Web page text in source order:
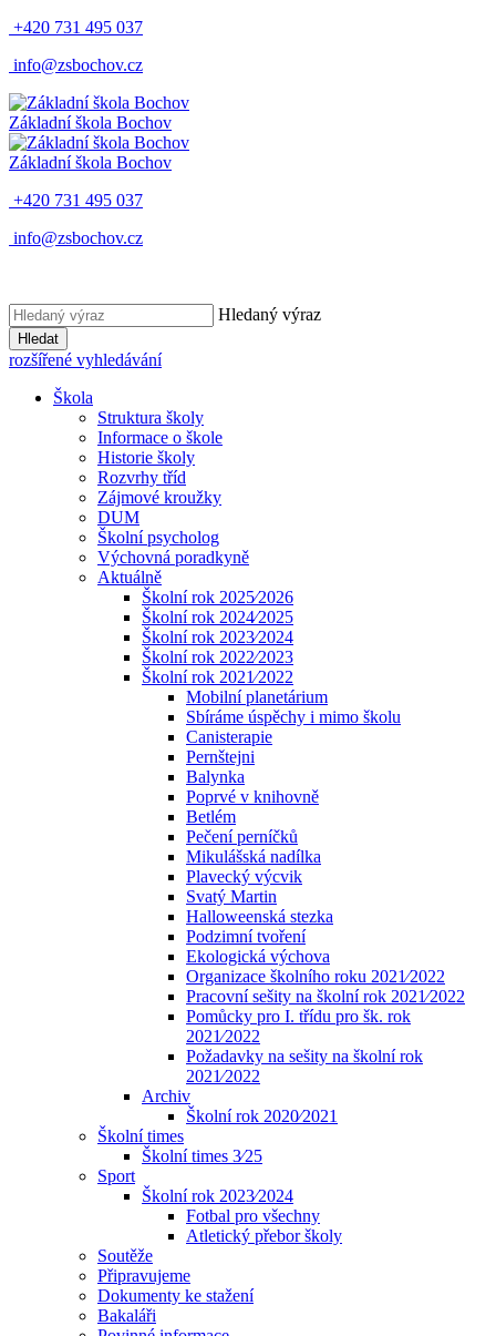
+420 731 495 037
info@zsbochov.cz
Základní škola Bochov
Základní škola Bochov
+420 731 495 037
info@zsbochov.cz
Hledaný výraz
Hledat
rozšířené vyhledávání
Škola
Struktura školy
Informace o škole
Historie školy
Rozvrhy tříd
Zájmové kroužky
DUM
Školní psycholog
Výchovná poradkyně
Aktuálně
Školní rok 2025⁄2026
Školní rok 2024⁄2025
Školní rok 2023⁄2024
Školní rok 2022⁄2023
Školní rok 2021⁄2022
Mobilní planetárium
Sbíráme úspěchy i mimo školu
Canisterapie
Pernštejni
Balynka
Poprvé v knihovně
Betlém
Pečení perníčků
Mikulášská nadílka
Plavecký výcvik
Svatý Martin
Halloweenská stezka
Podzimní tvoření
Ekologická výchova
Organizace školního roku 2021⁄2022
Pracovní sešity na školní rok 2021⁄2022
Pomůcky pro I. třídu pro šk. rok
2021⁄2022
Požadavky na sešity na školní rok
2021⁄2022
Archiv
Školní rok 2020⁄2021
Školní times
Školní times 3⁄25
Sport
Školní rok 2023⁄2024
Fotbal pro všechny
Atletický přebor školy
Soutěže
Připravujeme
Dokumenty ke stažení
Bakaláři